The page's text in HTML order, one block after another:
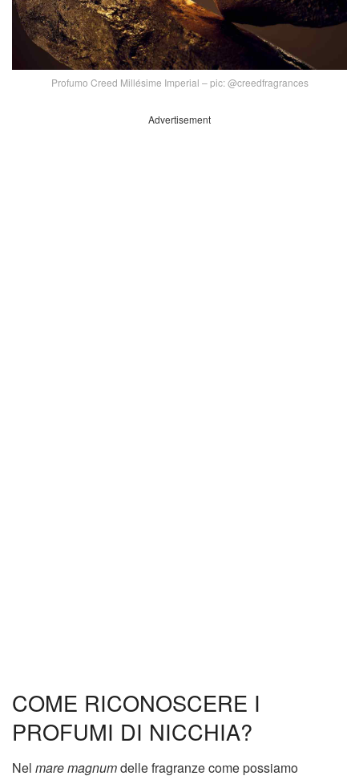
Profumo Creed Millésime Imperial – pic: @creedfragrances
Advertisement
COME RICONOSCERE I
PROFUMI DI NICCHIA?
Nel mare magnumdelle fragranze come possiamo